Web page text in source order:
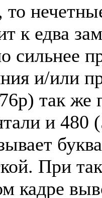
к едва
сильнее
и/или
так же
и 480
При
кадре